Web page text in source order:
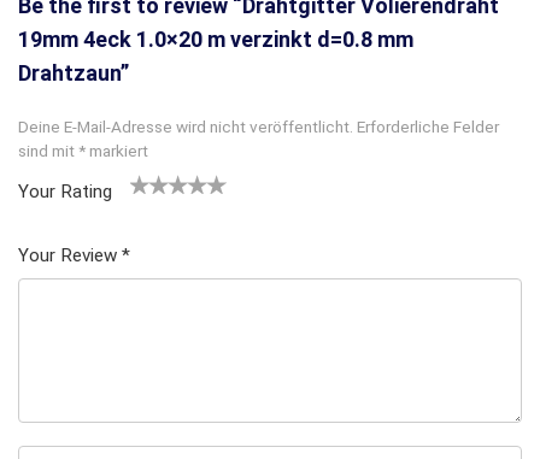
19mm 4eck 1.0×20 m verzinkt d=0.8 mm
Drahtzaun”
Deine E-Mail-Adresse wird nicht veröffentlicht. Erforderliche Felder
sind mit * markiert
Your Rating
o
rn
5 St
nen
n
Your Review *